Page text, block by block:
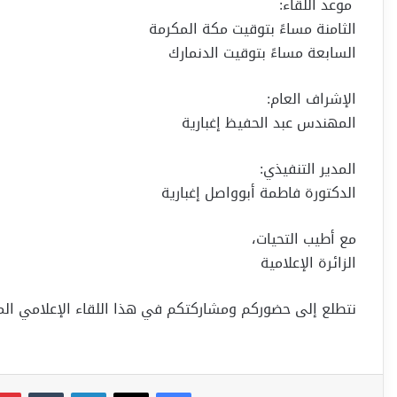
الثامنة مساءً بتوقيت مكة المكرمة
السابعة مساءً بتوقيت الدنمارك
الإشراف العام:
المهندس عبد الحفيظ إغبارية
المدير التنفيذي:
الدكتورة فاطمة أبوواصل إغبارية
مع أطيب التحيات،
الزائرة الإعلامية
نتطلع إلى حضوركم ومشاركتكم في هذا اللقاء الإعلامي
فيسبوك‫X لينكدإن